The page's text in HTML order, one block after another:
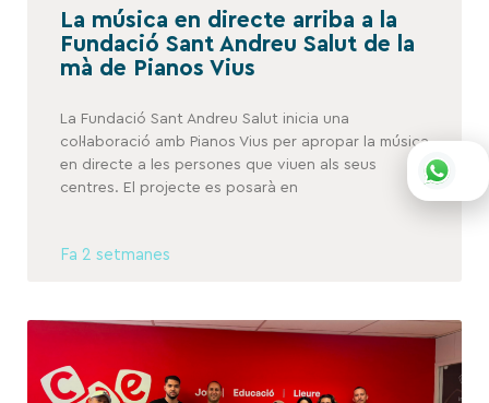
La música en directe arriba a la
Fundació Sant Andreu Salut de la
mà de Pianos Vius
La Fundació Sant Andreu Salut inicia una
col·laboració amb Pianos Vius per apropar la música
en directe a les persones que viuen als seus
centres. El projecte es posarà en
Fa 2 setmanes